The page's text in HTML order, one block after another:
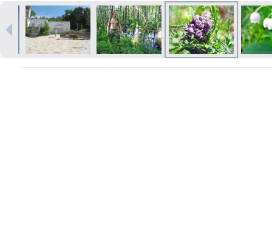
Печать в течение 1 часа в Риге –
закажите онлайн
Различные форматы и виды